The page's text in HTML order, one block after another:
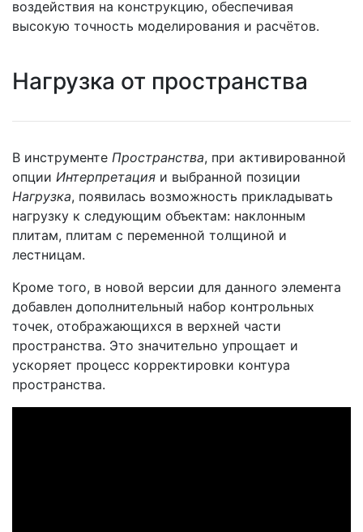
воздействия на конструкцию, обеспечивая
высокую точность моделирования и расчётов.
Нагрузка от пространства
В инструменте Пространства, при активированной
опции Интерпретация и выбранной позиции
Нагрузка, появилась возможность прикладывать
нагрузку к следующим объектам: наклонным
плитам, плитам с переменной толщиной и
лестницам.
Кроме того, в новой версии для данного элемента
добавлен дополнительный набор контрольных
точек, отображающихся в верхней части
пространства. Это значительно упрощает и
ускоряет процесс корректировки контура
пространства.